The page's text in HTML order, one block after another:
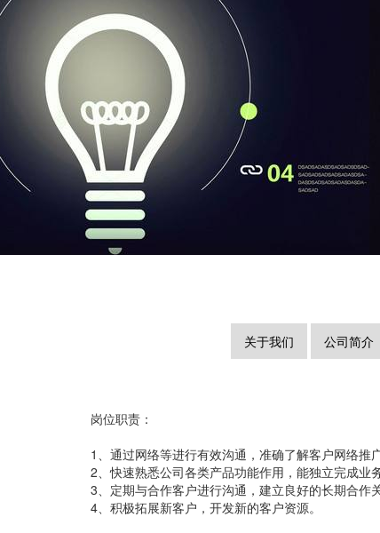
关于我们 公司简介
岗位职责：
1、通过网络等进行有效沟通，准确了解客户网络推
2、快速熟悉公司各类产品功能作用，能独立完成业
3、定期与合作客户进行沟通，建立良好的长期合作
4、积极拓展新客户，开发新的客户资源。